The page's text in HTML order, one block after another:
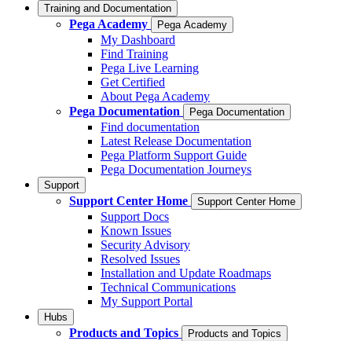
Training and Documentation
Pega Academy Pega Academy
My Dashboard
Find Training
Pega Live Learning
Get Certified
About Pega Academy
Pega Documentation
Pega Documentation
Find documentation
Latest Release Documentation
Pega Platform Support Guide
Pega Documentation Journeys
Support
Support Center Home Support Center Home
Support Docs
Known Issues
Security Advisory
Resolved Issues
Installation and Update Roadmaps
Technical Communications
My Support Portal
Hubs
Products and Topics Products and Topics